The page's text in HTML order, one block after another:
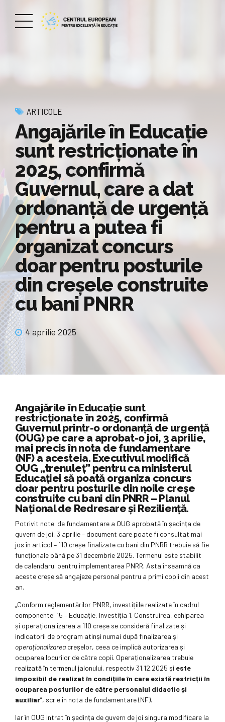
ARTICOLE
Angajările în Educație
sunt restricționate în
2025, confirmă
Guvernul, care a dat
ordonanță de urgență
pentru a putea fi
organizat concurs
doar pentru posturile
din creșele construite
cu bani PNRR
4 aprilie 2025
Angajările în Educație sunt
restricționate în 2025, confirmă
Guvernul printr-o ordonanță de urgență
(OUG) pe care a aprobat-o joi, 3 aprilie,
mai precis în nota de fundamentare
(NF) a acesteia. Executivul modifică
OUG „trenuleț” pentru ca ministerul
Educației să poată organiza concurs
doar pentru posturile din noile creșe
construite cu bani din PNRR – Planul
Național de Redresare și Reziliență.
Potrivit notei de fundamentare a OUG aprobată în ședința de
guvern de joi, 3 aprilie – document care poate fi consultat mai
jos în articol – 110 creșe finalizate cu bani din PNRR trebuie să fie
funcționale până pe 31 decembrie 2025. Termenul este stabilit
de calendarul pentru implementarea PNRR. Asta înseamnă ca
aceste creșe să angajeze personal pentru a primi copii din acest
an.
„Conform reglementărilor PNRR, investițiile realizate în cadrul
componentei 15 – Educație, Investiția 1. Construirea, echiparea
și operaționalizarea a 110 creșe se consideră finalizate și
indicatorii de program atinși numai după finalizarea și
operaționalizarea creșelor, ceea ce implică autorizarea și
ocuparea locurilor de către copii. Operaționalizarea trebuie
realizată în termenul jalonului, respectiv 31.12.2025 și este
imposibil de realizat în condițiile în care există restricții în
ocuparea posturilor de către personalul didactic și
auxiliar”, scrie în nota de fundamentare (NF).
Iar în OUG intrat în ședința de guvern de joi singura modificare la